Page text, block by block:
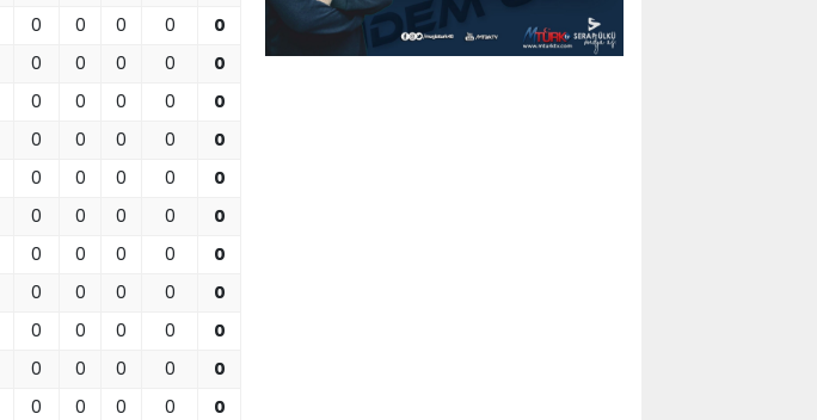
0 0 0 0
0
0 0 0 0
0
0 0 0 0
0
0 0 0 0
0
0 0 0 0
0
0 0 0 0
0
0 0 0 0
0
0 0 0 0
0
0 0 0 0
0
0 0 0 0
0
0 0 0 0
0